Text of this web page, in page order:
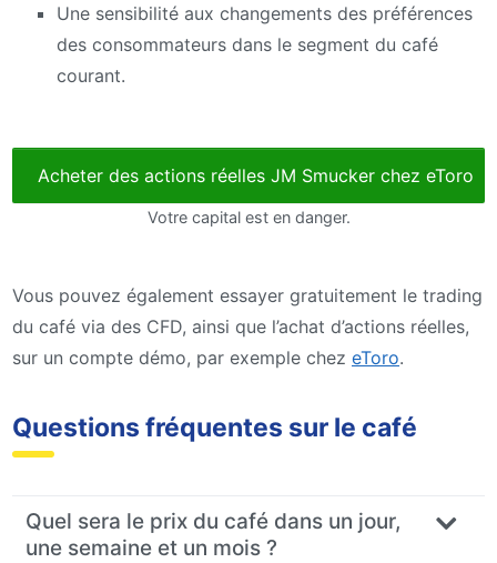
Une sensibilité aux changements des préférences
des consommateurs dans le segment du café
courant.
Acheter des actions réelles JM Smucker chez eToro
Votre capital est en danger.
Vous pouvez également essayer gratuitement le trading
du café via des CFD, ainsi que l’achat d’actions réelles,
sur un compte démo, par exemple chez eToro.
Questions fréquentes sur le café
Quel sera le prix du café dans un jour,
une semaine et un mois ?